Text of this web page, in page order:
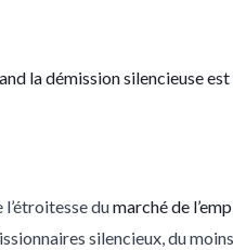
la démission silencieuse
dumarché de
silencieux, du